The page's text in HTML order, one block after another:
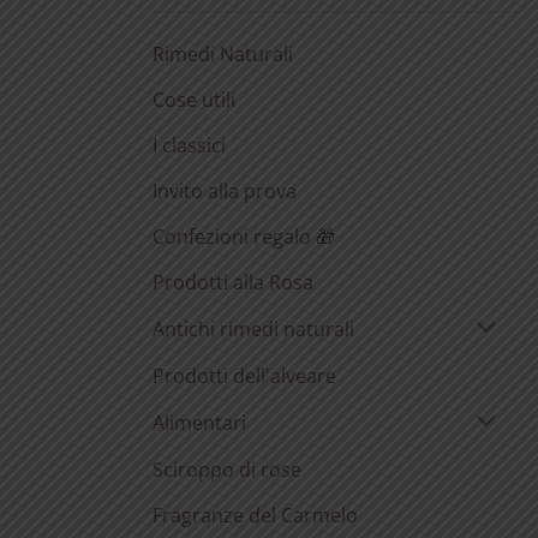
Rimedi Naturali
Cose utili
I classici
Invito alla prova
Confezioni regalo 🎁
Prodotti alla Rosa
Antichi rimedi naturali
Prodotti dell'alveare
Alimentari
Sciroppo di rose
Fragranze del Carmelo